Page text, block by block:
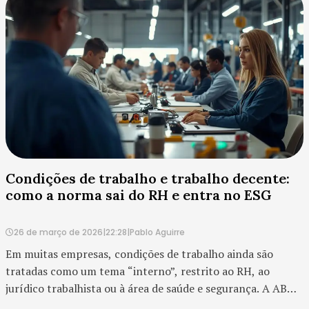
Condições de trabalho e trabalho decente:
como a norma sai do RH e entra no ESG
26 de março de 2026|22:28|Pablo Aguirre
Em muitas empresas, condições de trabalho ainda são
tratadas como um tema “interno”, restrito ao RH, ao
jurídico trabalhista ou à área de saúde e segurança. A ABNT